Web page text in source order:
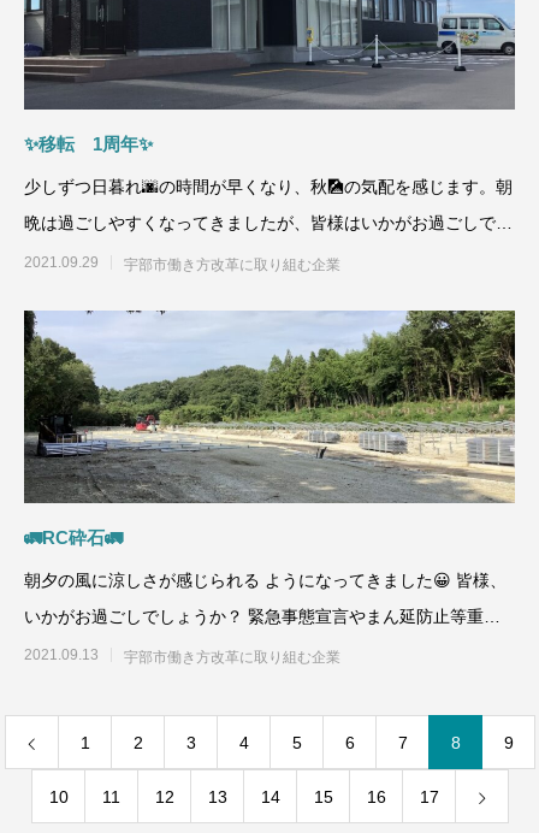
✨移転 1周年✨
少しずつ日暮れ🌆の時間が早くなり、秋🎑の気配を感じます。朝
晩は過ごしやすくなってきましたが、皆様はいかがお過ごしでし
ょうか？デルタ
2021.09.29 宇部市働き方改革に取り組む企業
🚛RC砕石🚛
朝夕の風に涼しさが感じられる ようになってきました😀 皆様、
いかがお過ごしでしょうか？ 緊急事態宣言やまん延防止等重点
措置について、山口
2021.09.13 宇部市働き方改革に取り組む企業
1 2 3 4 5 6 7 8 9
10 11 12 13 14 15 16 17